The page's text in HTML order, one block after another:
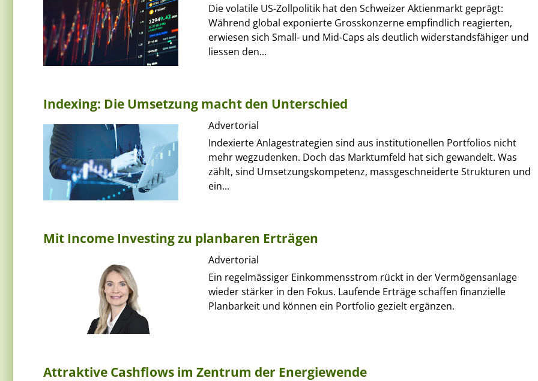
Die volatile US-Zollpolitik hat den Schweizer Aktienmarkt geprägt:
Während global exponierte Grosskonzerne empfindlich reagierten,
erwiesen sich Small- und Mid-Caps als deutlich widerstandsfähiger und
liessen den...
Indexing: Die Umsetzung macht den Unterschied
Advertorial
Indexierte Anlagestrategien sind aus institutionellen Portfolios nicht
mehr wegzudenken. Doch das Marktumfeld hat sich gewandelt. Was
zählt, sind Umsetzungskompetenz, massgeschneiderte Strukturen und
ein...
Mit Income Investing zu planbaren Erträgen
Advertorial
Ein regelmässiger Einkommensstrom rückt in der Vermögensanlage
wieder stärker in den Fokus. Laufende Erträge schaffen finanzielle
Planbarkeit und können ein Portfolio gezielt ergänzen.
Attraktive Cashflows im Zentrum der Energiewende